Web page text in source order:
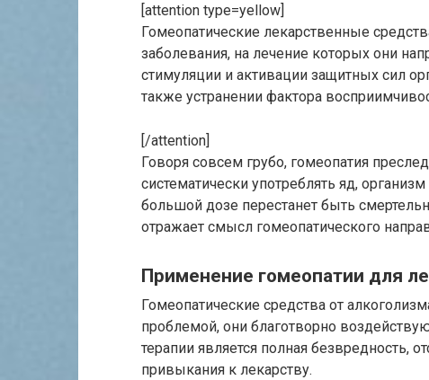
[attention type=yellow]
Гомеопатические лекарственные
заболевания, на лечение которых они
стимуляции и активации защитных сил
также устранении фактора
[/attention]
Говоря совсем грубо, гомеопатия
систематически употреблять яд,
большой дозе перестанет быть
отражает смысл гомеопатического
Применение гомеопатии для
Гомеопатические средства от
проблемой, они благотворно
терапии является полная безвредность,
привыкания к лекарству.